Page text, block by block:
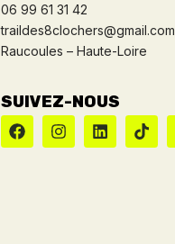
06 99 61 31 42
traildes8clochers@gmail.com
Raucoules – Haute-Loire
SUIVEZ-NOUS